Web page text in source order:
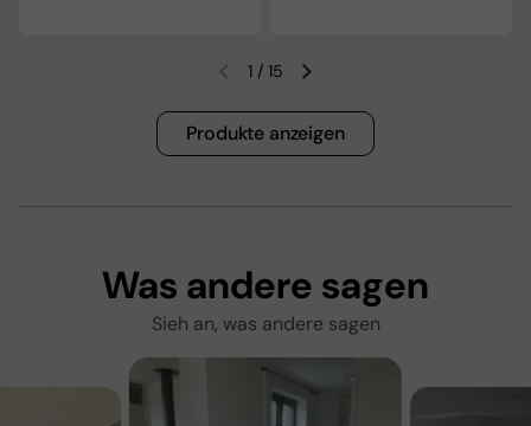
Vorherige FolieNächste Folie
1 / 15
Produkte anzeigen
Was andere sagen
Sieh an, was andere sagen